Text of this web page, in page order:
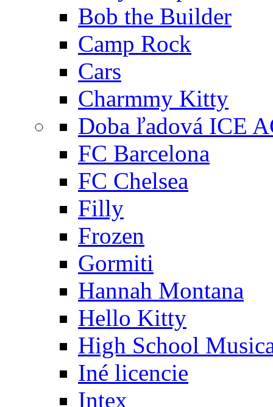
Bob the Builder
Camp Rock
Cars
Charmmy Kitty
Doba ľadová ICE
FC Barcelona
FC Chelsea
Filly
Frozen
Gormiti
Hannah Montana
Hello Kitty
High School
Iné licencie
Intex